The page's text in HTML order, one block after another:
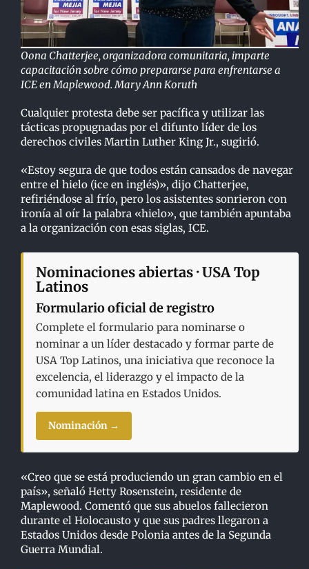
Oona Chatterjee, organizadora comunitaria, imparte
capacitación sobre cómo prepararse para enfrentarse a
ICE en Maplewood. Mary Ann Koruth
Cualquier protesta debe ser pacífica y utilizar las
tácticas propugnadas por el difunto líder de los
derechos civiles Martin Luther King Jr., sugirió.
«Estoy segura de que todos están cansados ​​de navegar
entre el hielo (ice en inglés)», dijo Chatterjee,
refiriéndose al frío, pero los asistentes sonrieron con
ironía al oír la palabra «hielo», que también apuntaba
a la organización con esas siglas, ICE.
Nominaciones abiertas · USA Top
Latinos
Formulario oficial de registro
Complete el formulario para nominarse o
nominar a un líder destacado y formar parte de
USA Top Latinos, una iniciativa que reconoce la
excelencia, el liderazgo y el impacto de la
comunidad latina en Estados Unidos.
Nominación →
«Creo que se está produciendo un gran cambio en el
país», señaló Hetty Rosenstein, residente de
Maplewood. Comentó que sus abuelos fallecieron
durante el Holocausto y que sus padres llegaron a
Estados Unidos desde Polonia antes de la Segunda
Guerra Mundial.